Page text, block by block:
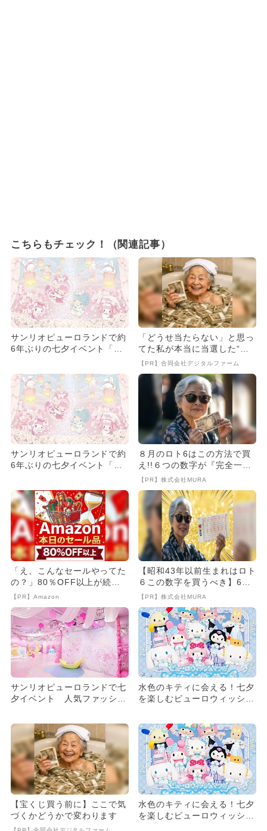
こちらもチェック！（関連記事）
サンリオピューロランドで約
6年ぶりの七夕イベント「Mi
「どうせ当たらない」と思っ
てた私が本当に当選した“買
い方”がこれ
【PR】合同会社デジタルファーム
サンリオピューロランドで約
6年ぶりの七夕イベント「Mi
８月のロト6はこの方法で買
え!!６つの数字が『完全一
致』する方法
【PR】株式会社MURA
「え、こんなセールやってた
の？」80％OFF以上が続々
登場！Amazonの本気が...
【PR】Amazon
【昭和43年以前生まれはロト
６この数字を買うべき】6つ
の数字が「完全一致」する
【PR】株式会社MURA
サンリオピューロランドで七
夕イベント 人気ファッショ
も
水色のキティに会える！七夕
を楽しむピューロウィッシュ
【宝くじ買う前に】ここで気
づくかどうかで変わります
水色のキティに会える！七夕
を楽しむピューロウィッシュ